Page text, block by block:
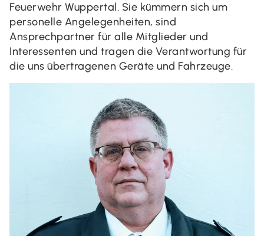
Feuerwehr Wuppertal. Sie kümmern sich um
personelle Angelegenheiten, sind
Ansprechpartner für alle Mitglieder und
Interessenten und tragen die Verantwortung für
die uns übertragenen Geräte und Fahrzeuge.